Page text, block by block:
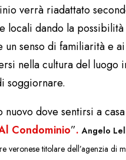
verrà riadattato
locali dando la
un senso di familiarità e
nella cultura del luogo
soggiornare.
nuovo dove sentirsi a
Condominio”.Angelo
veronese titolare dell’agenzia di